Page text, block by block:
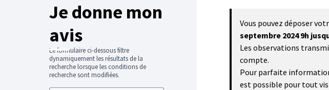
Je donne mon
avis
Le formulaire ci-dessous filtre
dynamiquement les résultats de la
recherche lorsque les conditions de
recherche sont modifiées.
Vous pouvez déposer
septembre 2024 9h
Les observations
compte.
Pour parfaite
est possible pour tout